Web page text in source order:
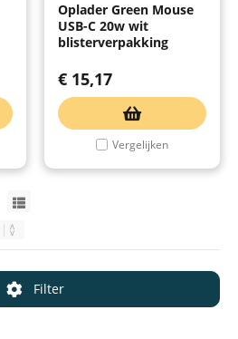
Oplader Green Mouse
USB-C 20w wit
blisterverpakking
€ 15,17
Vergelijken
Filter